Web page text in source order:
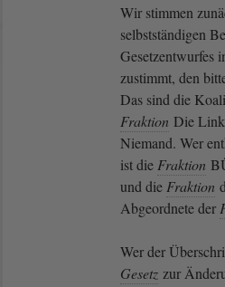
Wir stimmen
selbstständigen
Gesetzentwurfes
zustimmt, den
Das sind die
Fraktion Die
Niemand. Wer
ist die Fraktion
und die Fraktion
Abgeordnete der
Wer der
Gesetz zur